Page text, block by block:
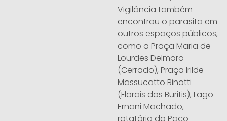
Vigilância também
encontrou o parasita em
outros espaços públicos,
como a Praça Maria de
Lourdes Delmoro
(Cerrado), Praça Irilde
Massucatto Binotti
(Florais dos Buritis), Lago
Ernani Machado,